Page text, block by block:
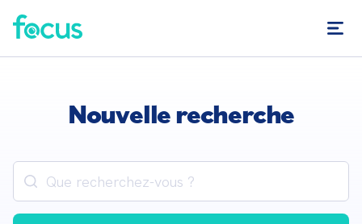
Nouvelle recherche